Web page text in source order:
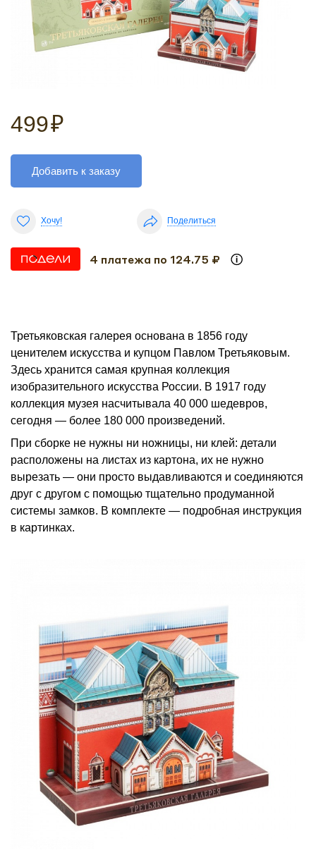
499₽
Добавить к заказу
Хочу! Поделиться
4 платежа по 124.75 ₽
Третьяковская галерея основана в 1856 году
ценителем искусства и купцом Павлом Третьяковым.
Здесь хранится самая крупная коллекция
изобразительного искусства России. В 1917 году
коллекция музея насчитывала 40 000 шедевров,
сегодня — более 180 000 произведений.
При сборке не нужны ни ножницы, ни клей: детали
расположены на листах из картона, их не нужно
вырезать — они просто выдавливаются и соединяются
друг с другом с помощью тщательно продуманной
системы замков. В комплекте — подробная инструкция
в картинках.